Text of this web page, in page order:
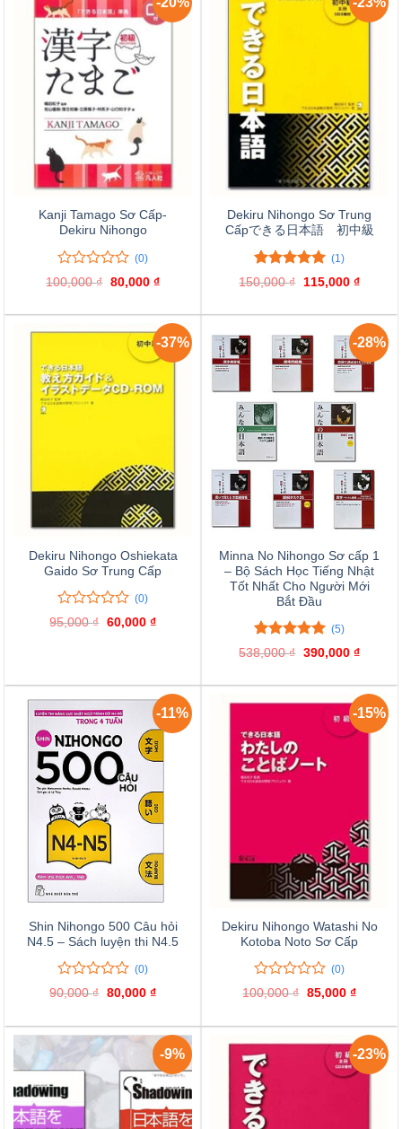
Kanji Tamago Sơ Cấp-
Dekiru Nihongo
0
trên
0
giá
(0)
100,000₫ Giá
100,000 ₫.
80,000 ₫Giá
là:
80,000 ₫.
Dekiru Nihongo Sơ Trung
Cấpできる日本語 初中級
5.00trên 5
1
đánh giá
(1)
150,000₫
Giá
150,000 ₫.
115,000 ₫Giá
là:
-37%
Dekiru Nihongo Oshiekata
Gaido Sơ Trung Cấp
0
trên
0
(0)
95,000₫ Giá
60,000 ₫Giá
-28%
Minna No Nihongo Sơ cấp 1
– Bộ Sách Học Tiếng Nhật
Tốt Nhất Cho Người Mới
Bắt Đầu
5.00trên 5
5
đánh giá
(5)
538,000₫ Giá
538,000 ₫.
390,000 ₫Giá
là:
-11%
Shin Nihongo 500 Câu hỏi
N4.5 – Sách luyện thi N4.5
0
trên
0
đánh
giá
(0)
90,000₫ Giá
90,000 ₫.
80,000 ₫Giá
là:
80,000 ₫.
-15%
Dekiru Nihongo Watashi No
Kotoba Noto Sơ Cấp
0
trên
0
giá
(0)
100,000₫ Giá
100,000 ₫.
85,000 ₫Giá
là:
85,000
-9% -23%